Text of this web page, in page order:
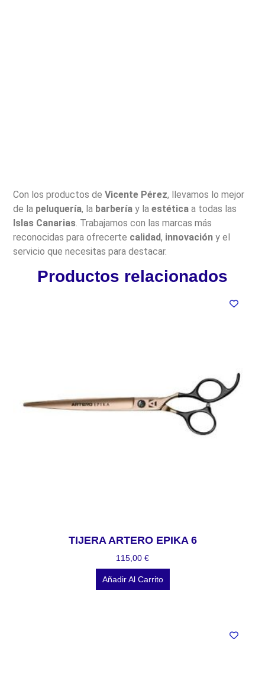
Con los productos deVicente Pérez, llevamos lo mejor
de la peluquería, la barbería y laestética a todas las
Islas Canarias. Trabajamos con las marcas más
reconocidas para ofrecerte calidad, innovación y el
servicio que necesitas para destacar.
Productos relacionados
TIJERA ARTERO EPIKA 6
115,00 €
Añadir Al Carrito